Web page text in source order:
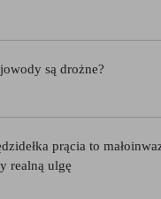
są drożne?
prącia to
realną ulgę